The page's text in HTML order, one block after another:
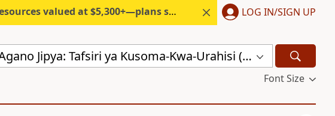
valued at $5,300+—plans start under $6/month. LOG IN/SIGN UP
Agano Jipya: Tafsiri ya Kusoma-Kwa-Urahisi (TKU)
Font Size